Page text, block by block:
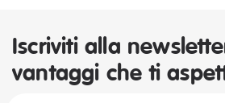
Iscriviti alla
vantaggi che ti